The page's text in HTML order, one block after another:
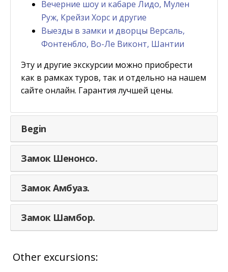
Вечерние шоу и кабаре Лидо, Мулен
Руж, Крейзи Хорс и другие
Выезды в замки и дворцы Версаль,
Фонтенбло, Во-Ле Виконт, Шантии
Эту и другие экскурсии можно приобрести
как в рамках туров, так и отдельно на нашем
сайте онлайн. Гарантия лучшей цены.
Begin
Замок Шенонсо.
Замок Амбуаз.
Замок Шамбор.
Other excursions: